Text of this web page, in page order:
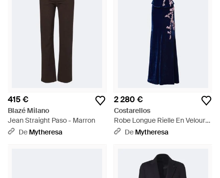
415 €
Blazé Milano
Jean Straight Paso - Marron
De Mytheresa
2 280 €
Costarellos
Robe Longue Rielle En Velours
A Ornements - Bleu
De Mytheresa